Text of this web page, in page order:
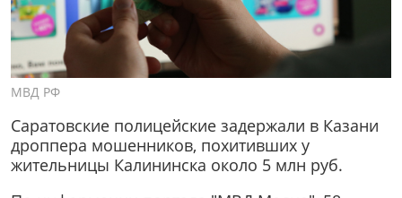
МВД РФ
Саратовские полицейские задержали в Казани
дроппера мошенников, похитивших у
жительницы Калининска около 5 млн руб.